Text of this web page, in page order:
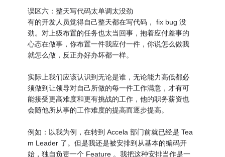
误区六：整天写代码太单调太没劲
有的开发人员觉得自己整天都在写代码， fix bug 没
劲。对上级布置的任务也太当回事，抱着应付差事的
心态在做事，你布置一件我应付一件，你说怎么做我
就怎么做，反正办好办坏都一样。
实际上我们应该认识到无论是谁，无论能力高低都必
须做到让领导对自己所做的每一件工作满意，才有可
能接受更高难度和更有挑战的工作，他的职务薪资也
会随他所从事的工作难度的提高而逐步提高。
例如：以我为例，在转到 Accela 部门前就已经是 Tea
m Leader 了。但是我还是被安排到从基本的编码开
始，独自负责一个 Feature 。我把这种安排当作是一